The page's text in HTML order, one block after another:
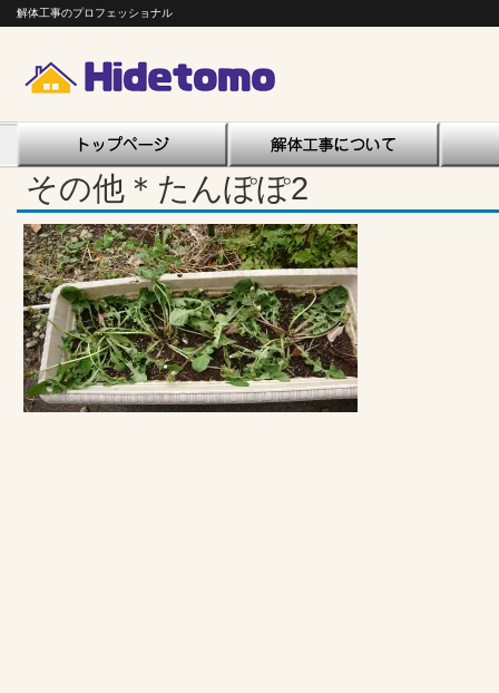
解体工事のプロフェッショナル
その他＊たんぽぽ2